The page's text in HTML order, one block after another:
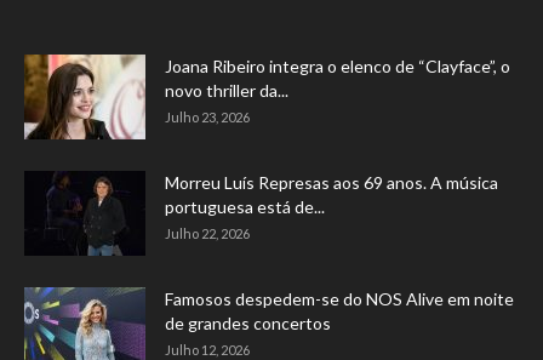
Joana Ribeiro integra o elenco de “Clayface”, o
novo thriller da...
Julho 23, 2026
Morreu Luís Represas aos 69 anos. A música
portuguesa está de...
Julho 22, 2026
Famosos despedem-se do NOS Alive em noite
de grandes concertos
Julho 12, 2026